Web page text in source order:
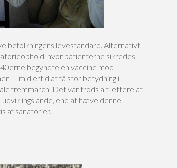
befolkningens levestandard. Alternativt
hvor patienterne sikredes
begyndte en vaccine mod
– imidlertid at få stor betydning i
fremmarch. Det var trods alt lettere at
end at hæve denne
af sanatorier.